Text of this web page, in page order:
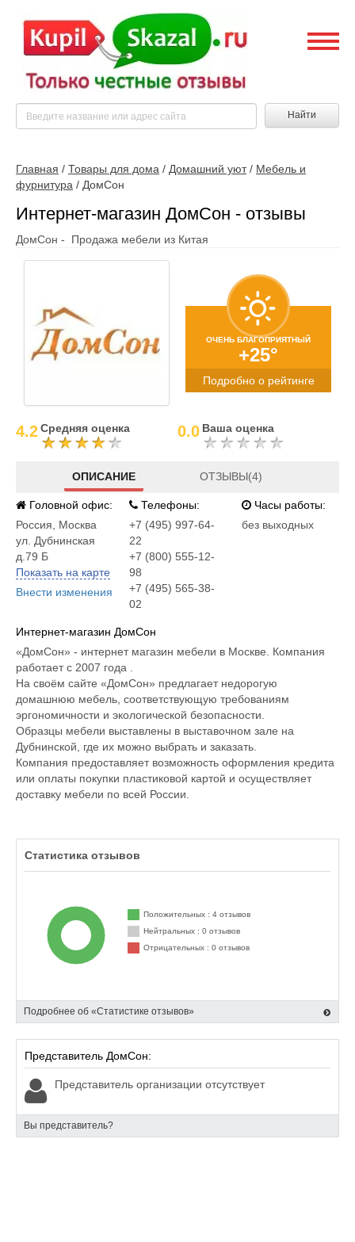
Найти
Главная / Товары для дома / Домашний уют/ Мебель и
фурнитура / ДомСон
Интернет-магазин ДомСон - отзывы
ДомСон - Продажа мебели из Китая
ОЧЕНЬ БЛАГОПРИЯТНЫЙ
+25°
Подробно о рейтинге
4.2Средняя оценка 0.0 Ваша оценка
ОПИСАНИЕ ОТЗЫВЫ(4)
Головной офис:
Россия
Москва
ул. Дубнинская
д.79 Б
Показать на карте
Внести изменения
Телефоны:
+7 (495) 997-64-
22
+7 (800) 555-12-
98
+7 (495) 565-38-
02
Часы работы:
без выходных
Интернет-магазин ДомСон
«ДомСон» - интернет магазин мебели в Москве. Компания
работает с 2007 года .
На своём сайте «ДомСон» предлагает недорогую
домашнюю мебель, соответствующую требованиям
эргономичности и экологической безопасности.
Образцы мебели выставлены в выставочном зале на
Дубнинской, где их можно выбрать и заказать.
Компания предоставляет возможность оформления кредита
или оплаты покупки пластиковой картой и осуществляет
доставку мебели по всей России.
Статистика отзывов
Положительных : 4 отзывов
Нейтральных : 0 отзывов
Отрицательных : 0 отзывов
Подробнее об «Статистике отзывов»
Представитель ДомСон:
Представитель организации отсутствует
Вы представитель?